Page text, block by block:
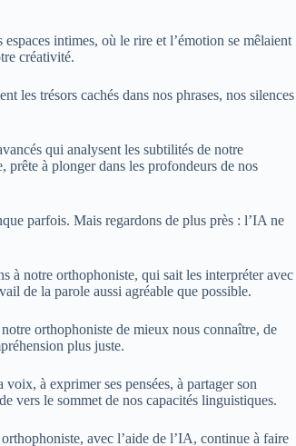
intimes, où le rire et l’émotion se mêlaient
créativité.
les trésors cachés dans nos phrases, nos silences
qui analysent les subtilités de notre
prête à plonger dans les profondeurs de nos
parfois. Mais regardons de plus près : l’IA ne
à notre orthophoniste, qui sait les interpréter avec
de la parole aussi agréable que possible.
orthophoniste de mieux nous connaître, de
plus juste.
à exprimer ses pensées, à partager son
vers le sommet de nos capacités linguistiques.
avec l’aide de l’IA, continue à faire